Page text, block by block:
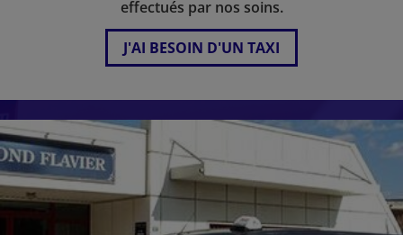
effectués par nos soins.
J'AI BESOIN D'UN TAXI